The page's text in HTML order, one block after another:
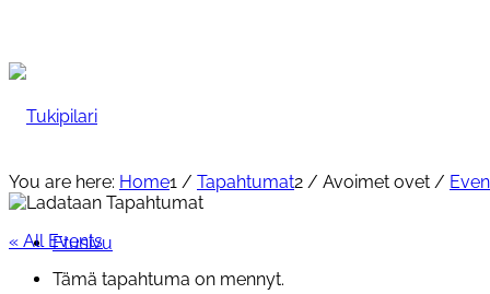
Etusivu
You are here: Home1 / Tapahtumat2 / Avoimet ovet /
« All Events
Tämä tapahtuma on mennyt.